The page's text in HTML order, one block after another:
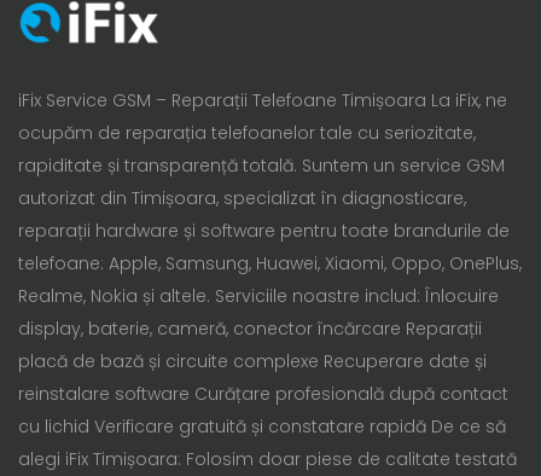
iFix Service GSM – Reparații Telefoane Timișoara La iFix, ne
ocupăm de reparația telefoanelor tale cu seriozitate,
rapiditate și transparență totală. Suntem un service GSM
autorizat din Timișoara, specializat în diagnosticare,
reparații hardware și software pentru toate brandurile de
telefoane: Apple, Samsung, Huawei, Xiaomi, Oppo, OnePlus,
Realme, Nokia și altele. Serviciile noastre includ: Înlocuire
display, baterie, cameră, conector încărcare Reparații
placă de bază și circuite complexe Recuperare date și
reinstalare software Curățare profesională după contact
cu lichid Verificare gratuită și constatare rapidă De ce să
alegi iFix Timișoara: Folosim doar piese de calitate testată